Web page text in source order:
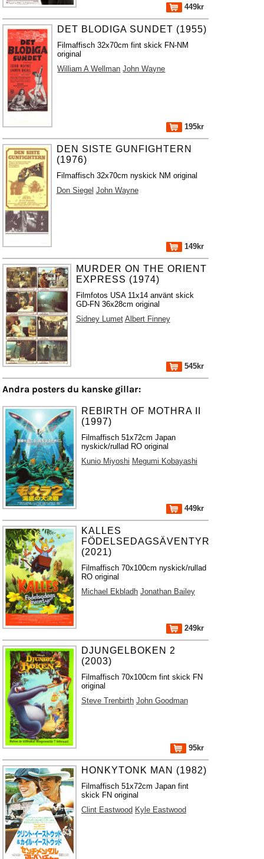
449kr
DET BLODIGA SUNDET (1955)
Filmaffisch 32x70cm fint skick FN-NM
original
William A Wellman John Wayne
195kr
DEN SISTE GUNFIGHTERN
(1976)
Filmaffisch 32x70cm nyskick NM original
Don Siegel John Wayne
149kr
MURDER ON THE ORIENT
EXPRESS (1974)
Filmfotos USA 11x14 använt skick
GD-FN 36x28cm original
Sidney Lumet Albert Finney
545kr
Andra posters du kanske gillar:
REBIRTH OF MOTHRA II
(1997)
Filmaffisch 51x72cm Japan
nyskick/rullad RO original
Kunio Miyoshi Megumi Kobayashi
449kr
KALLES
FÖDELSEDAGSÄVENTYR
(2021)
Filmaffisch 70x100cm nyskick/rullad
RO original
Michael Ekbladh Jonathan Bailey
249kr
DJUNGELBOKEN 2
(2003)
Filmaffisch 70x100cm fint skick FN
original
Steve Trenbirth John Goodman
95kr
HONKYTONK MAN (1982)
Filmaffisch 51x72cm Japan fint
skick FN original
Clint Eastwood Kyle Eastwood